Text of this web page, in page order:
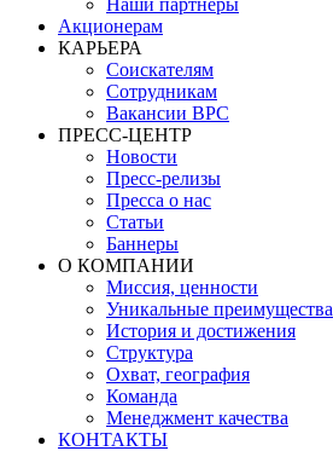
Наши партнеры
Акционерам
КАРЬЕРА
Соискателям
Сотрудникам
Вакансии BPC
ПРЕСС-ЦЕНТР
Новости
Пресс-релизы
Пресса о нас
Статьи
Баннеры
О КОМПАНИИ
Миссия, ценности
Уникальные преимущества
История и достижения
Структура
Охват, география
Команда
Менеджмент качества
КОНТАКТЫ